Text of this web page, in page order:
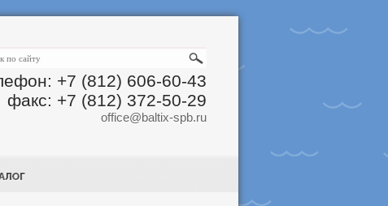
+7 (812) 606-60-43
факс: +7 (812) 372-50-29
office@baltix-spb.ru